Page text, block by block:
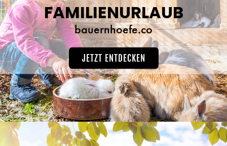
FAMILIENURLAUB
bauernhoefe.co
JETZT ENTDECKEN